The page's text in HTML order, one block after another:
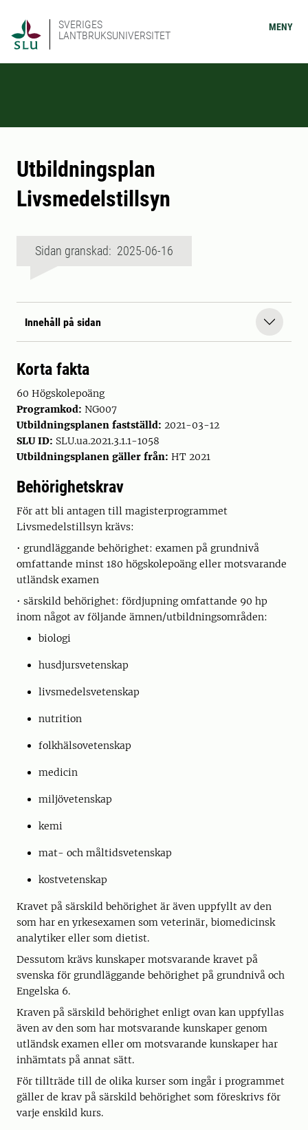
SVERIGES
LANTBRUKSUNIVERSITET
MENY
Utbildningsplan
Livsmedelstillsyn
Sidan granskad: 2025-06-16
Innehåll på sidan
Korta fakta
60 Högskolepoäng
Programkod: NG007
Utbildningsplanen fastställd: 2021-03-12
SLU ID: SLU.ua.2021.3.1.1-1058
Utbildningsplanen gäller från: HT 2021
Behörighetskrav
För att bli antagen till magisterprogrammet
Livsmedelstillsyn krävs:
• grundläggande behörighet: examen på grundnivå
omfattande minst 180 högskolepoäng eller motsvarande
utländsk examen
• särskild behörighet: fördjupning omfattande 90 hp
inom något av följande ämnen/utbildningsområden:
biologi
husdjursvetenskap
livsmedelsvetenskap
nutrition
folkhälsovetenskap
medicin
miljövetenskap
kemi
mat- och måltidsvetenskap
kostvetenskap
Kravet på särskild behörighet är även uppfyllt av den
som har en yrkesexamen som veterinär, biomedicinsk
analytiker eller som dietist.
Dessutom krävs kunskaper motsvarande kravet på
svenska för grundläggande behörighet på grundnivå och
Engelska 6.
Kraven på särskild behörighet enligt ovan kan uppfyllas
även av den som har motsvarande kunskaper genom
utländsk examen eller om motsvarande kunskaper har
inhämtats på annat sätt.
För tillträde till de olika kurser som ingår i programmet
gäller de krav på särskild behörighet som föreskrivs för
varje enskild kurs.